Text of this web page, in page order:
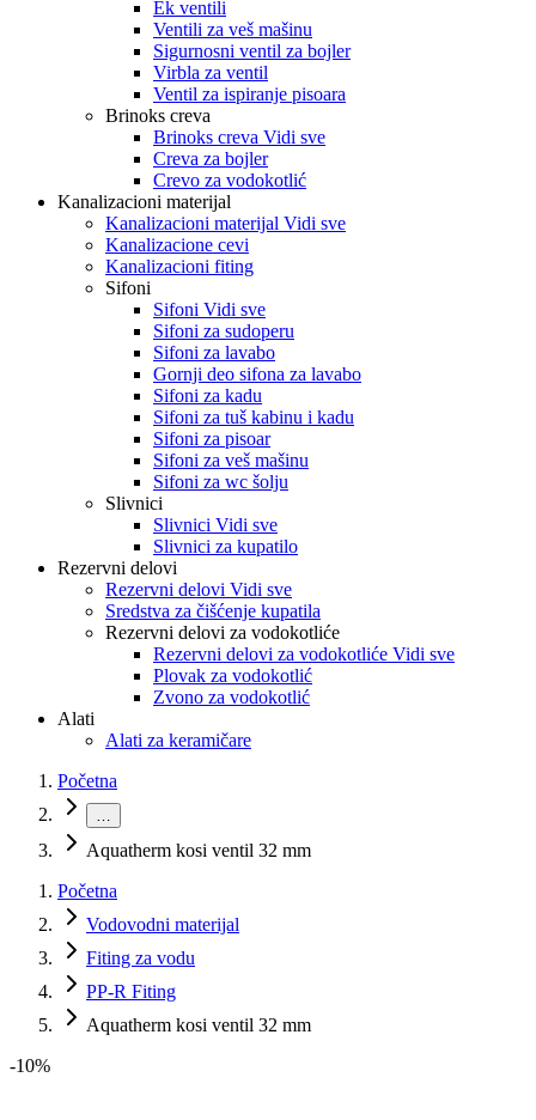
Ek ventili
Ventili za veš mašinu
Sigurnosni ventil za bojler
Virbla za ventil
Ventil za ispiranje pisoara
Brinoks creva
Brinoks creva Vidi sve
Creva za bojler
Crevo za vodokotlić
Kanalizacioni materijal
Kanalizacioni materijal Vidi sve
Kanalizacione cevi
Kanalizacioni fiting
Sifoni
Sifoni Vidi sve
Sifoni za sudoperu
Sifoni za lavabo
Gornji deo sifona za lavabo
Sifoni za kadu
Sifoni za tuš kabinu i kadu
Sifoni za pisoar
Sifoni za veš mašinu
Sifoni za wc šolju
Slivnici
Slivnici Vidi sve
Slivnici za kupatilo
Rezervni delovi
Rezervni delovi Vidi sve
Sredstva za čišćenje kupatila
Rezervni delovi za vodokotliće
Rezervni delovi za vodokotliće Vidi sve
Plovak za vodokotlić
Zvono za vodokotlić
Alati
Alati za keramičare
Početna
…
Aquatherm kosi ventil 32 mm
Početna
Vodovodni materijal
Fiting za vodu
PP-R Fiting
Aquatherm kosi ventil 32 mm
-10%